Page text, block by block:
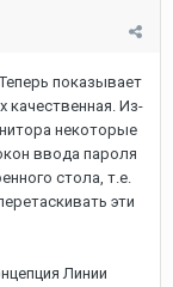
показывает
качественная. Из-
некоторые
ввода пароля
стола, т.е.
эти
Линии